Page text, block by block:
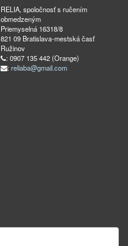
RELIA, spoločnosť s ručením
obmedzeným
Priemyselná 16318/8
821 09 Bratislava-mestská časť
Ružinov
: 0907 135 442 (Orange)
: reliaba@gmail.com